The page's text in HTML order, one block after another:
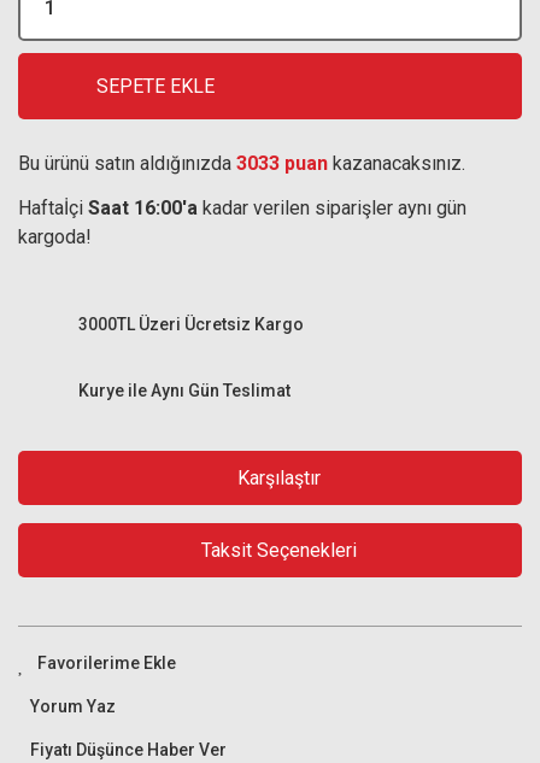
SEPETE EKLE
Bu ürünü satın aldığınızda 3033 puan kazanacaksınız.
Haftaİçi Saat 16:00'a kadar verilen siparişler aynı gün
kargoda!
Kurye ile Aynı Gün Teslimat
3000TL Üzeri Ücretsiz Kargo
Karşılaştır
Taksit Seçenekleri
Yorum Yaz
Fiyatı Düşünce Haber Ver